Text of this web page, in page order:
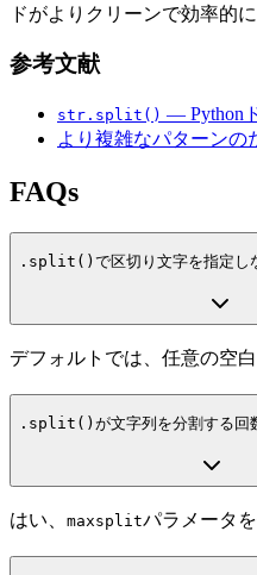
ドがよりクリーンで効率的に
参考文献
str.split() — Python
より複雑なパターンの
FAQs
.split() で区切り文字を指定し
デフォルトでは、任意の空
.split() が文字列を分割する回
はい、 maxsplitパラメータ